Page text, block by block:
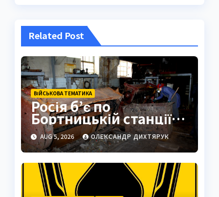
Related Post
ВІЙСЬКОВА ТЕМАТИКА
Росія б’є по
Бортницькій станції:
експерт попередив
про катастрофу
AUG 5, 2026 ОЛЕКСАНДР ДИХТЯРУК